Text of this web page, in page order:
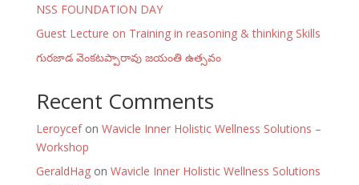
NSS FOUNDATION DAY
Guest Lecture on Training in reasoning & thinking Skills
గురజాడ వెంకటప్పారావు జయంతి ఉత్సవం
Recent Comments
Leroycefon Wavicle Inner Holistic Wellness Solutions –
Workshop
GeraldHagon Wavicle Inner Holistic Wellness Solutions